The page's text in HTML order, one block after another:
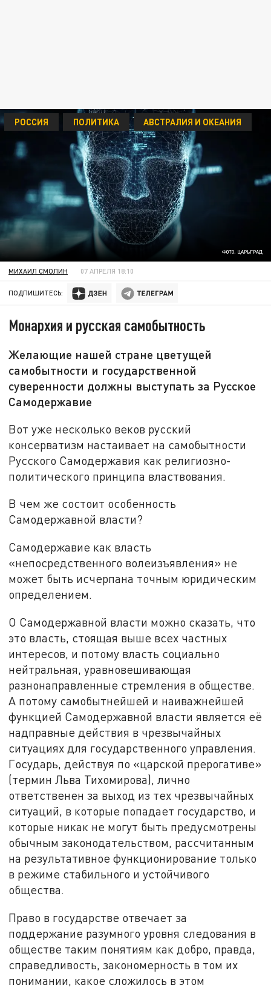
ФОТО: ЦАРЬГРАД
РОССИЯ ПОЛИТИКА АВСТРАЛИЯ И ОКЕАНИЯ
МИХАИЛ СМОЛИН 07 АПРЕЛЯ 18:10
ПОДПИШИТЕСЬ:
Монархия и русская самобытность
Желающие нашей стране цветущей
самобытности и государственной
суверенности должны выступать за Русское
Самодержавие
Вот уже несколько веков русский
консерватизм настаивает на самобытности
Русского Самодержавия как религиозно-
политического принципа властвования.
В чем же состоит особенность
Самодержавной власти?
Самодержавие как власть
«непосредственного волеизъявления» не
может быть исчерпана точным юридическим
определением.
О Самодержавной власти можно сказать, что
это власть, стоящая выше всех частных
интересов, и потому власть социально
нейтральная, уравновешивающая
разнонаправленные стремления в обществе.
А потому самобытнейшей и наиважнейшей
функцией Самодержавной власти является её
надправные действия в чрезвычайных
ситуациях для государственного управления.
Государь, действуя по «царской прерогативе»
(термин Льва Тихомирова), лично
ответственен за выход из тех чрезвычайных
ситуаций, в которые попадает государство, и
которые никак не могут быть предусмотрены
обычным законодательством, рассчитанным
на результативное функционирование только
в режиме стабильного и устойчивого
общества.
Право в государстве отвечает за
поддержание разумного уровня следования в
обществе таким понятиям как добро, правда,
справедливость, закономерность в том их
понимании, какое сложилось в этом